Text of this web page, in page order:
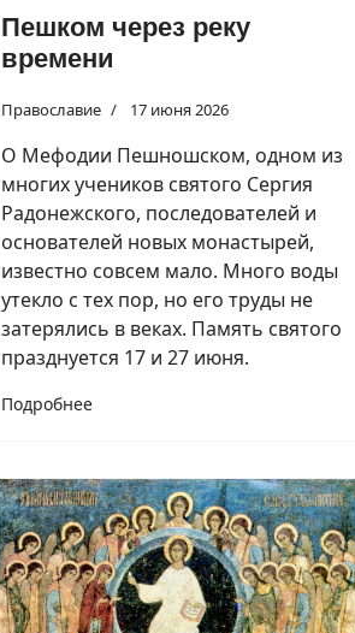
Пешком через реку
времени
Православие 17 июня 2026
О Мефодии Пешношском, одном из
многих учеников святого Сергия
Радонежского, последователей и
основателей новых монастырей,
известно совсем мало. Много воды
утекло с тех пор, но его труды не
затерялись в веках. Память святого
празднуется 17 и 27 июня.
Подробнее